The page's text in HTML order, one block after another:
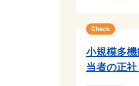
Check
小規模多
当者の正